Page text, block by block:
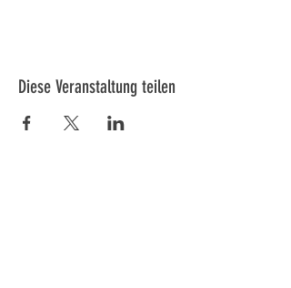
Diese Veranstaltung teilen